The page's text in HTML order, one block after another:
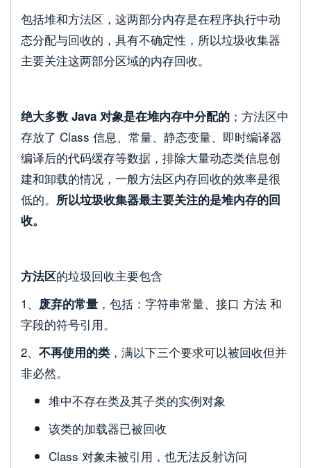
包括堆和方法区，这两部分内存是在程序执行中动
态分配与回收的，具有不确定性，所以垃圾收集器
主要关注这两部分区域的内存回收。
绝大多数 Java 对象是在堆内存中分配的 ；方法区中
存放了 Class 信息、常量、静态变量、即时编译器
编译后的代码缓存等数据，排除大量动态类信息创
建和卸载的情况，一般方法区内存回收的效率是很
低的。 所以垃圾收集器最主要关注的是堆内存的回
收。
方法区的垃圾回收主要包含
1、 废弃的常量 ，包括：字符串常量、接口 方法 和
字段的符号引用。
2、 不再使用的类 ，满以下三个要求可以被回收但并
非必然。
堆中不存在类及其子类的实例对象
该类的加载器已被回收
Class 对象未被引用，也无法反射访问